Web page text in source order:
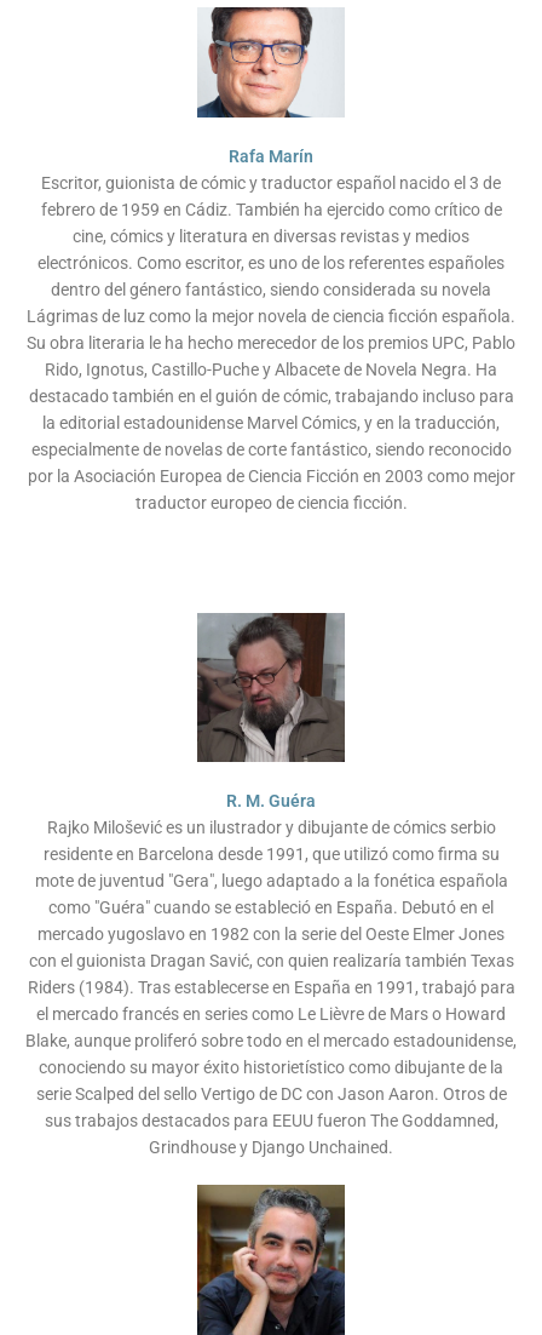
Rafa Marín
Escritor, guionista de cómic y traductor español nacido el 3 de
febrero de 1959 en Cádiz. También ha ejercido como crítico de
cine, cómics y literatura en diversas revistas y medios
electrónicos. Como escritor, es uno de los referentes españoles
dentro del género fantástico, siendo considerada su novela
Lágrimas de luz como la mejor novela de ciencia ficción española.
Su obra literaria le ha hecho merecedor de los premios UPC, Pablo
Rido, Ignotus, Castillo-Puche y Albacete de Novela Negra. Ha
destacado también en el guión de cómic, trabajando incluso para
la editorial estadounidense Marvel Cómics, y en la traducción,
especialmente de novelas de corte fantástico, siendo reconocido
por la Asociación Europea de Ciencia Ficción en 2003 como mejor
traductor europeo de ciencia ficción.
R. M. Guéra
Rajko Milošević es un ilustrador y dibujante de cómics serbio
residente en Barcelona desde 1991, que utilizó como firma su
mote de juventud "Gera", luego adaptado a la fonética española
como "Guéra" cuando se estableció en España. Debutó en el
mercado yugoslavo en 1982 con la serie del Oeste Elmer Jones
con el guionista Dragan Savić, con quien realizaría también Texas
Riders (1984). Tras establecerse en España en 1991, trabajó para
el mercado francés en series como Le Lièvre de Mars o Howard
Blake, aunque proliferó sobre todo en el mercado estadounidense,
conociendo su mayor éxito historietístico como dibujante de la
serie Scalped del sello Vertigo de DC con Jason Aaron. Otros de
sus trabajos destacados para EEUU fueron The Goddamned,
Grindhouse y Django Unchained.